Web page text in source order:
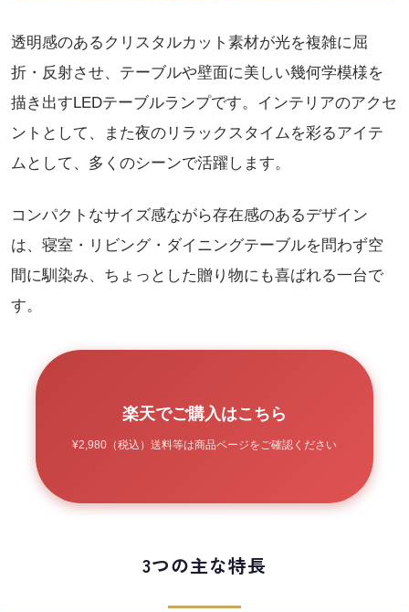
透明感のあるクリスタルカット素材が光を複雑に屈
折・反射させ、テーブルや壁面に美しい幾何学模様を
描き出すLEDテーブルランプです。インテリアのアクセ
ントとして、また夜のリラックスタイムを彩るアイテ
ムとして、多くのシーンで活躍します。
コンパクトなサイズ感ながら存在感のあるデザイン
は、寝室・リビング・ダイニングテーブルを問わず空
間に馴染み、ちょっとした贈り物にも喜ばれる一台で
す。
楽天でご購入はこちら
¥2,980（税込）送料等は商品ページをご確認ください
3つの主な特長